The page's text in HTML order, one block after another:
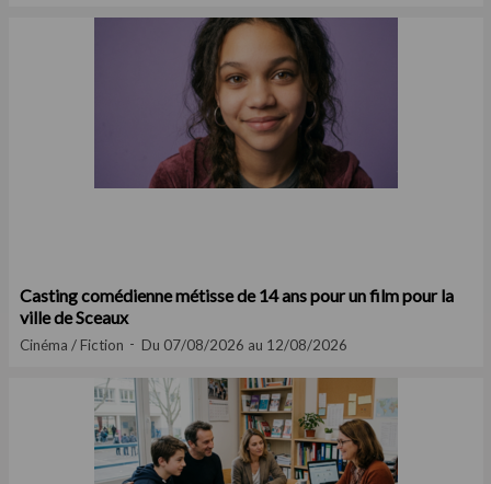
Casting comédienne métisse de 14 ans pour un film pour la
ville de Sceaux
Cinéma / Fiction Du 07/08/2026 au 12/08/2026